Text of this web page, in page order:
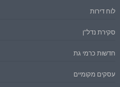
לוח דירות
סקירת נדל"ן
חדשות כרמי גת
עסקים מקומיים